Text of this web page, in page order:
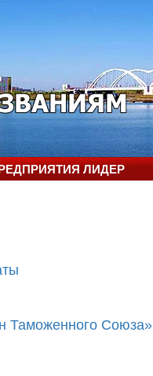
ЛИДЕР
Таможенного Союза»